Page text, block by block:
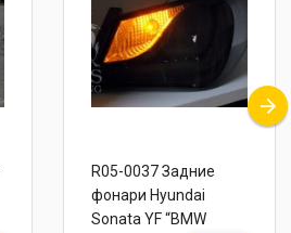
R05-0037 Задние
фонари Hyundai
Sonata YF “BMW